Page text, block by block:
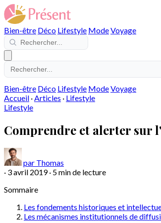
Bien-être Déco Lifestyle ModeVoyage
Bien-être Déco Lifestyle ModeVoyage
Accueil ·Articles · Lifestyle
Lifestyle
Comprendre et alerter sur
par Thomas
· 3 avril 2019 · 5 min de lecture
Sommaire
Les fondements historiques et
Les mécanismes institutionnels de